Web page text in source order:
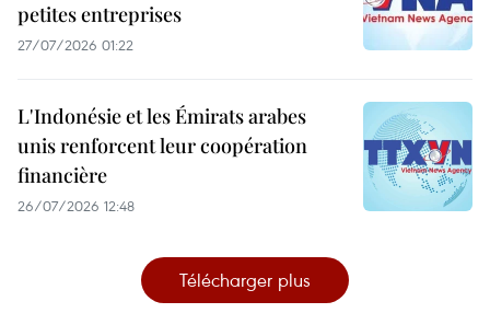
petites entreprises
27/07/2026 01:22
L'Indonésie et les Émirats arabes
unis renforcent leur coopération
financière
26/07/2026 12:48
Télécharger plus